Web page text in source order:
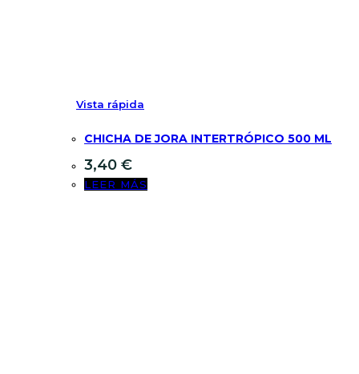
Vista rápida
CHICHA DE JORA INTERTRÓPICO 500 ML
3,40 €
LEER MÁS